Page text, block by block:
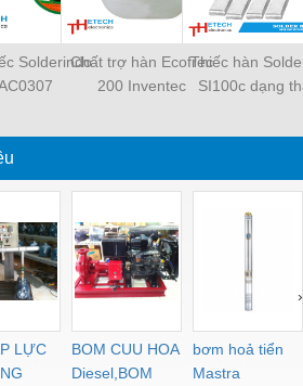
SolderindoChất trợ hàn Ecofrec
200 Inventec
Thiếc hàn
SI100c dạng
LỰC
BOM CUU HOA
Diesel,BOM
bơm hoả tiển
Mastra
›